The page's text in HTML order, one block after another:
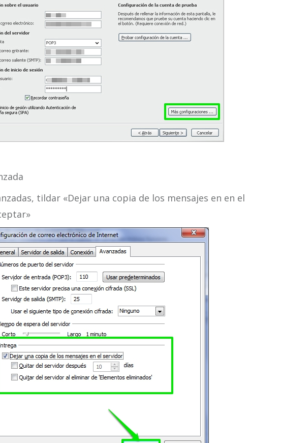
tildar «Dejar una copia de los mensajes en en el